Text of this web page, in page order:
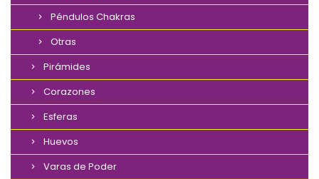
Péndulos Chakras
Otras
Pirámides
Corazones
Esferas
Huevos
Varas de Poder